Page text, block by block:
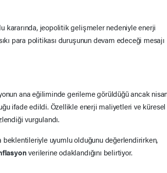
kararında, jeopolitik gelişmeler nedeniyle enerji
para politikası duruşunun devam edeceği mesajı
ana eğiliminde gerileme görüldüğü ancak
ifade edildi. Özellikle enerji maliyetleri ve küresel
vurgulandı.
beklentileriyle uyumlu olduğunu değerlendirirken,
verilerine odaklandığını belirtiyor.